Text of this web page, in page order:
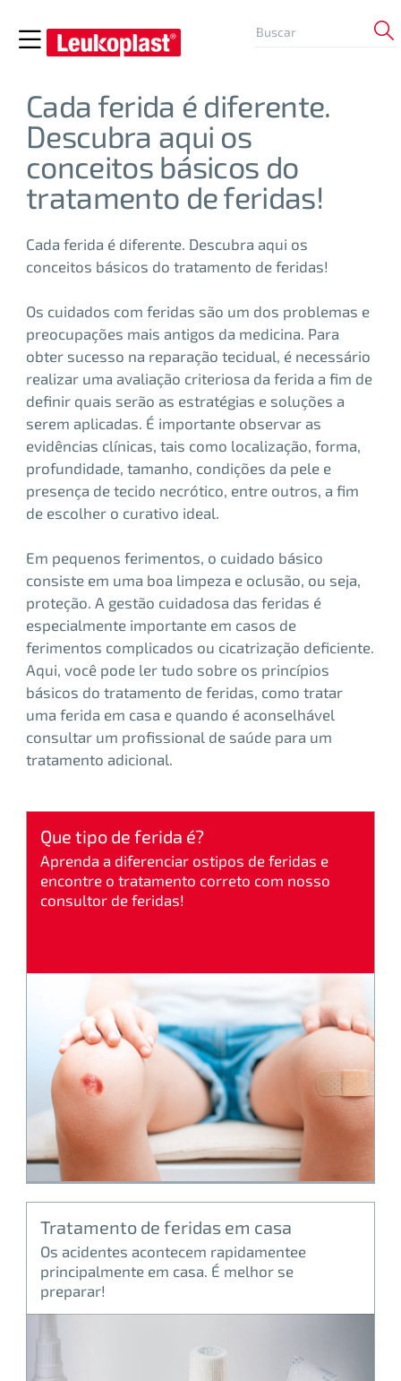
Cada ferida é diferente.
Descubra aqui os
conceitos básicos do
tratamento de feridas!
Cada ferida é diferente. Descubra aqui os
conceitos básicos do tratamento de feridas!
Os cuidados com feridas são um dos problemas e
preocupações mais antigos da medicina. Para
obter sucesso na reparação tecidual, é necessário
realizar uma avaliação criteriosa da ferida a fim de
definir quais serão as estratégias e soluções a
serem aplicadas. É importante observar as
evidências clínicas, tais como localização, forma,
profundidade, tamanho, condições da pele e
presença de tecido necrótico, entre outros, a fim
de escolher o curativo ideal.
Em pequenos ferimentos, o cuidado básico
consiste em uma boa limpeza e oclusão, ou seja,
proteção. A gestão cuidadosa das feridas é
especialmente importante em casos de
ferimentos complicados ou cicatrização deficiente.
Aqui, você pode ler tudo sobre os princípios
básicos do tratamento de feridas, como tratar
uma ferida em casa e quando é aconselhável
consultar um profissional de saúde para um
tratamento adicional.
Que tipo de ferida é?
Aprenda a diferenciar ostipos de feridas e
encontre o tratamento correto com nosso
consultor de feridas!
Tratamento de feridas em casa
Os acidentes acontecem rapidamentee
principalmente em casa. É melhor se
preparar!